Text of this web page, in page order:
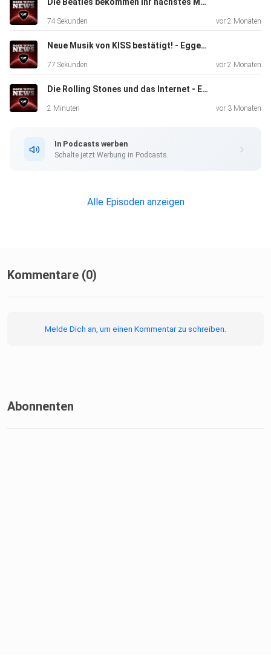
74 Sekunden vor 2 Monaten
Neue Musik von KISS bestätigt! - Eggers und der Engelhardt
77 Sekunden vor 2 Monaten
Die Rolling Stones und das Internet - Eggers und der Engelhardt
2 Minuten vor 3 Monaten
In Podcasts werben
Schalte jetzt Werbung in Podcasts.
Alle Episoden anzeigen
Kommentare (0)
Melde Dich an, um einen Kommentar zu schreiben.
Abonnenten